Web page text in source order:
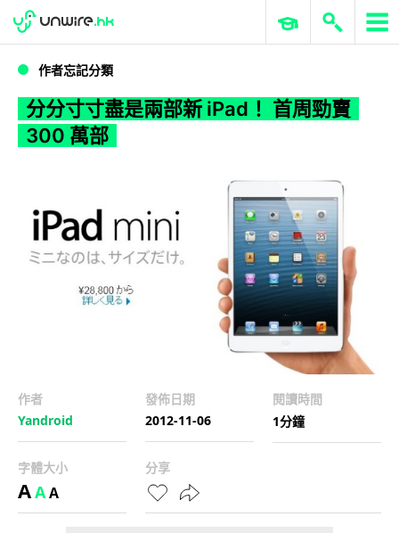
WWDC 2026 ERP 與商業 AI
作者忘記分類
分分寸寸盡是兩部新 iPad！ 首周勁賣
300 萬部
作者
Yandroid
發佈日期
2012-11-06
閱讀時間
1分鐘
字體大小
AAA
分享